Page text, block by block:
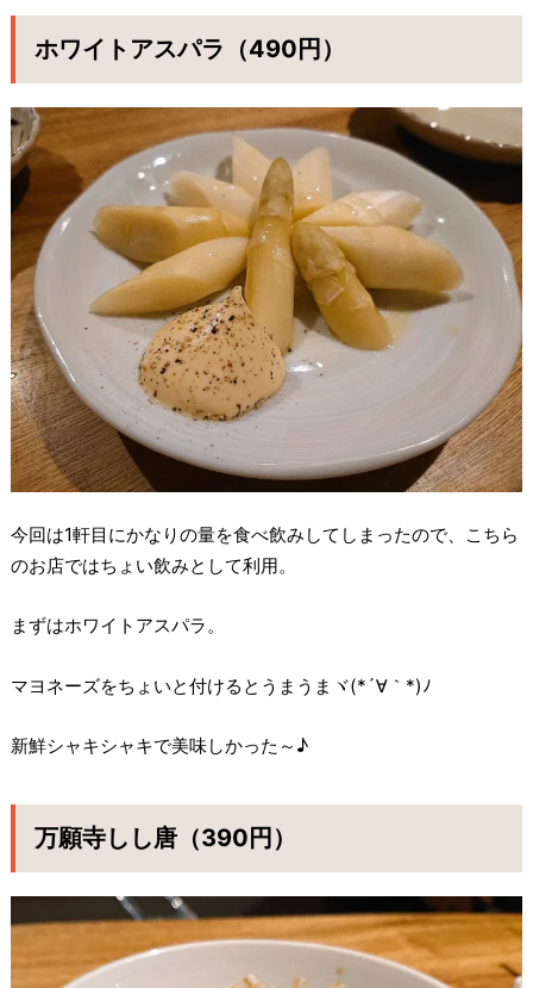
ホワイトアスパラ（490円）
今回は1軒目にかなりの量を食べ飲みしてしまったので、こちら
のお店ではちょい飲みとして利用。
まずはホワイトアスパラ。
マヨネーズをちょいと付けるとうまうまヾ(*´∀｀*)ﾉ
新鮮シャキシャキで美味しかった～♪
万願寺しし唐（390円）